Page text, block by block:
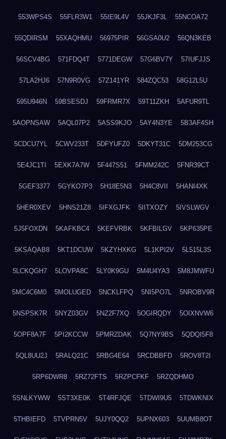
553WPS4S 55FLR3W1 55IE9L4V 55JKJF3L 55NCOA72
55QDIRSM 55XAQHMU 56975PIR 56GSA0U2 56QN3KEB
56SCV4BG 571FDQ4T 5771DEGW 57G6BV7Y 57IUFJJS
57LA2HJ6 57N9R0VG 57Z141YR 584ZQC53 58G12L5U
595U946N 59BSESDJ 59FRMR7X 59T11ZKH 5AFUR9TL
5AOPNSAW 5AQL07P2 5ASS9KJO 5AY4N3YE 5B3AF4SH
5CDCU7YL 5CWV233T 5DFYUFZ0 5DKYT31C 5DM253CG
5E4JC1TI 5EXK7A7W 5F447S51 5FMM242C 5FNR39CT
5GEF3377 5GYKO7P3 5H18E5N3 5H4C8VII 5HANI4XK
5HER0XEV 5HNS21Z8 5IFXGJFK 5IITXOZY 5IVSLWGV
5J5FOXDN 5KAFKBC4 5KEFVRBK 5KFBILGV 5KP635PE
5KSAQAB8 5KT1DCUW 5KZYHXKG 5L1KPI2V 5L515L3S
5LCKQGH7 5LOVPA8C 5LY0K9GU 5M4U4YA3 5M8JMWFU
5MC4C6M0 5MOLUGED 5NCKLFPQ 5NI5PO7L 5NROBV9R
5NSPSK7R 5NYZ03GV 5NZ2F7XQ 5OGIRQDY 5OIXNVW6
5OPF8A7F 5PI2KCCW 5PMRZDAK 5Q7NY9BS 5QDQI5F8
5QL8UU2J 5RALQ21C 5RBG4E64 5RCDBBFD 5ROV8T2I
5RP6DWR8 5RZ72FTS 5RZPCFKF 5RZQDHMO
5SNLKYWW 5ST3XE0K 5T4RFJQE 5TDWI9U5 5TDWKNIX
5THBIEFD 5TVPRN5V 5UJY0QQ2 5UPNX603 5UUMB8OT